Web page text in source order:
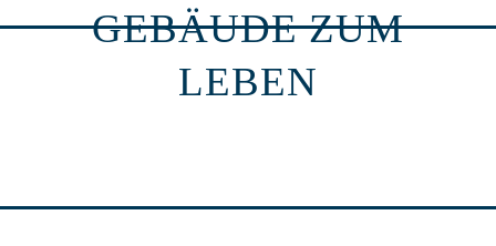
GEBÄUDE ZUM
LEBEN